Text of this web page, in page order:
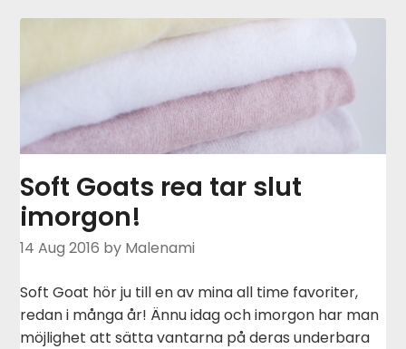
Soft Goats rea tar slut
imorgon!
14 Aug 2016 by Malenami
Soft Goat hör ju till en av mina all time favoriter,
redan i många år! Ännu idag och imorgon har man
möjlighet att sätta vantarna på deras underbara